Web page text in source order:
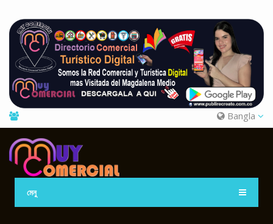
Bangla
মেনু